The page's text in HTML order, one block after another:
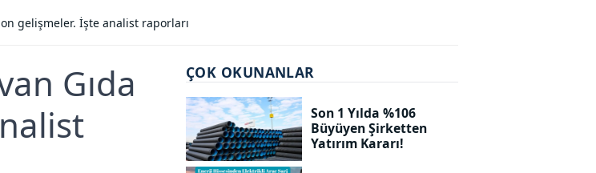
gelişmeler. İşte analist raporları
Gıda
ÇOK OKUNANLAR
Son 1 Yılda %106
Büyüyen Şirketten
Yatırım Kararı!